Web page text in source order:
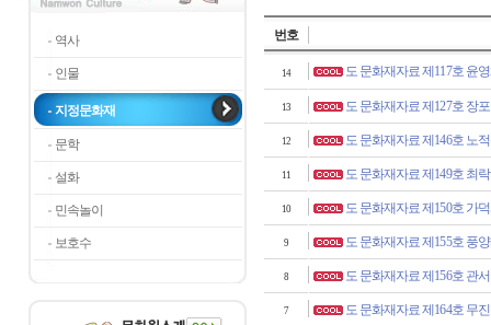
역사
인물
지정문화재
문학
설화
민속놀이
보호수
번호
14 도 문화재자료 제117호 윤
13 도 문화재자료 제127호 장
12 도 문화재자료 제146호 노
11 도 문화재자료 제149호 최
10 도 문화재자료 제150호 가
9 도 문화재자료 제155호 풍
8 도 문화재자료 제156호 관
7 도 문화재자료 제164호 무